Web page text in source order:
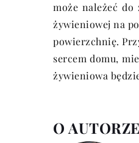
może należeć
żywieniowej na
powierzchnię.
sercem domu,
żywieniowa
O AUTORZE